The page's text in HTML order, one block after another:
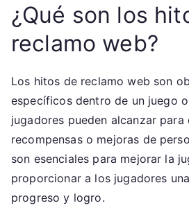
¿Qué son los
reclamo web?
Los hitos de reclamo web son
específicos dentro de un juego
jugadores pueden alcanzar para
recompensas o mejoras de
son esenciales para mejorar la
proporcionar a los jugadores
progreso y logro.